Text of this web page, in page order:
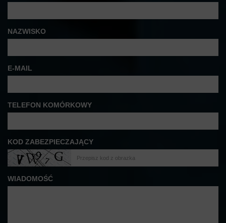
NAZWISKO
E-MAIL
TELEFON KOMÓRKOWY
KOD ZABEZPIECZAJĄCY
WIADOMOŚĆ